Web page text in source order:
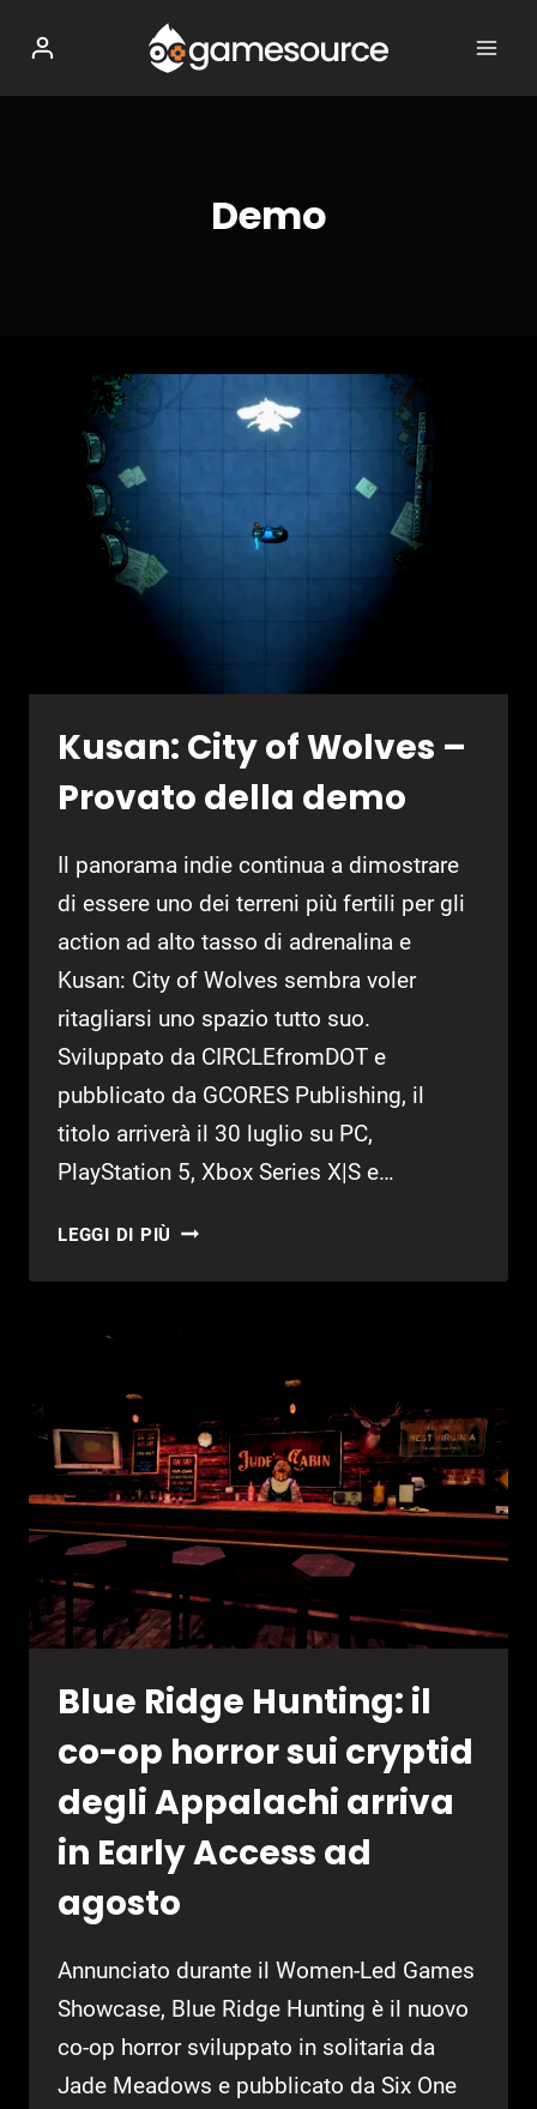
contenuto
Demo
Kusan: City of Wolves –
Provato della demo
Il panorama indie continua a dimostrare
di essere uno dei terreni più fertili per gli
action ad alto tasso di adrenalina e
Kusan: City of Wolves sembra voler
ritagliarsi uno spazio tutto suo.
Sviluppato da CIRCLEfromDOT e
pubblicato da GCORES Publishing, il
titolo arriverà il 30 luglio su PC,
PlayStation 5, Xbox Series X|S e…
LEGGI DI PIÙ KUSAN:
OF
DEMO
Blue Ridge Hunting: il
co-op horror sui cryptid
degli Appalachi arriva
in Early Access ad
agosto
Annunciato durante il Women-Led Games
Showcase, Blue Ridge Hunting è il nuovo
co-op horror sviluppato in solitaria da
Jade Meadows e pubblicato da Six One